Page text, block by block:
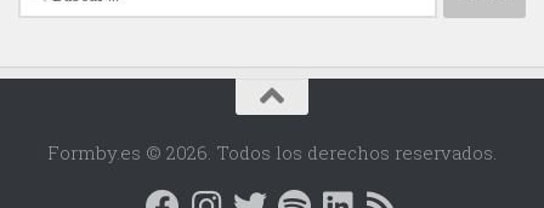
Formby.es © 2026. Todos los derechos reservados.